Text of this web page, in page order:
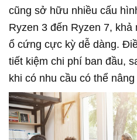
cũng sở hữu nhiều cấu
Ryzen 3 đến Ryzen 7, khả
ổ cứng cực kỳ dễ dàng.
tiết kiệm chi phí ban đầu,
khi có nhu cầu có thể